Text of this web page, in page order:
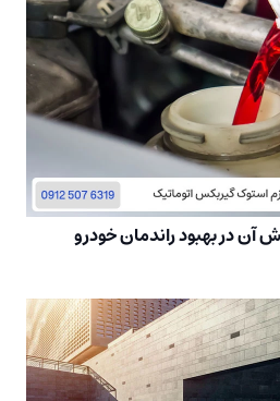
آن در بهبود راندمان خودرو